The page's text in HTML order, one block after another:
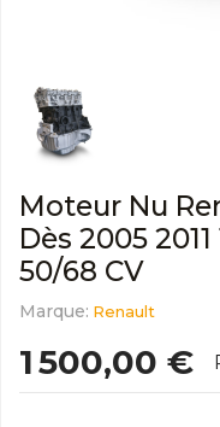
Moteur Nu
Dès 2005
50/68 CV
Marque: Renault
1 500,00 €